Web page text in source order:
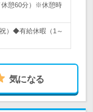
休憩60分）※休憩時
）◆有給休暇（1～
気になる